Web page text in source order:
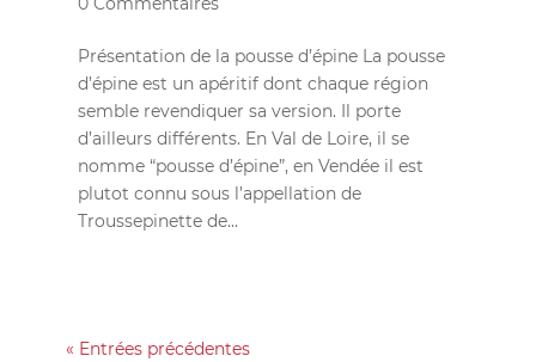
Présentation de la pousse d’épine La pousse
d’épine est un apéritif dont chaque région
semble revendiquer sa version. Il porte
d’ailleurs différents. En Val de Loire, il se
nomme “pousse d’épine”, en Vendée il est
plutot connu sous l’appellation de
Troussepinette de...
« Entrées précédentes